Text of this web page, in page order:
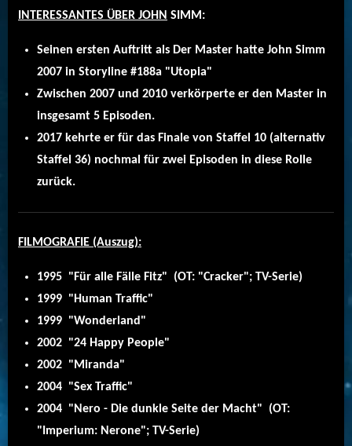
INTERESSANTES ÜBER JOHN SIMM:
Seinen ersten Auftritt als Der Master hatte John Simm
2007 in Storyline #188a "Utopia"
Zwischen 2007 und 2010 verkörperte er den Master in
insgesamt 5 Episoden.
2017 kehrte er für das Finale von Staffel 10 (alternativ
Staffel 36) nochmal für zwei Episoden in diese Rolle
zurück.
FILMOGRAFIE (Auszug):
1995 "Für alle Fälle Fitz" (OT: "Cracker"; TV-Serie)
1999 "Human Traffic"
1999 "Wonderland"
2002 "24 Happy People"
2002 "Miranda"
2004 "Sex Traffic"
2004 "Nero - Die dunkle Seite der Macht" (OT:
"Imperium: Nerone"; TV-Serie)